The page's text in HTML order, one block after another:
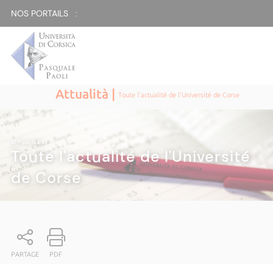
NOS PORTAILS :
Attualità |Toute l'actualité de l'Université de Corse
ATTUALITÀ|
Toute l'actualité de l'Université
de Corse
PARTAGE PDF